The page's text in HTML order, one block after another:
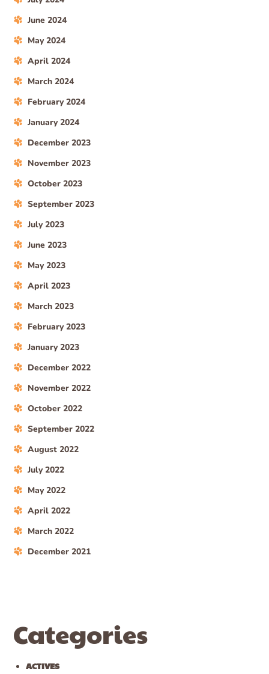
June 2024
May 2024
April 2024
March 2024
February 2024
January 2024
December 2023
November 2023
October 2023
September 2023
July 2023
June 2023
May 2023
April 2023
March 2023
February 2023
January 2023
December 2022
November 2022
October 2022
September 2022
August 2022
July 2022
May 2022
April 2022
March 2022
December 2021
Categories
ACTIVES